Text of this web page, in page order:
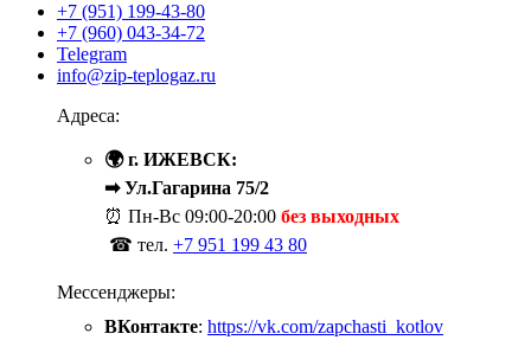
+7 (951) 199-43-80
+7 (960) 043-34-72
Telegram
info@zip-teplogaz.ru
Адреса:
🌍 г. ИЖЕВСК:
➡ Ул.Гагарина 75/2
⏰ Пн-Вс 09:00-20:00 без выходных
☎ тел. +7 951 199 43 80
Мессенджеры:
ВКонтакте: https://vk.com/zapchasti_kotlov